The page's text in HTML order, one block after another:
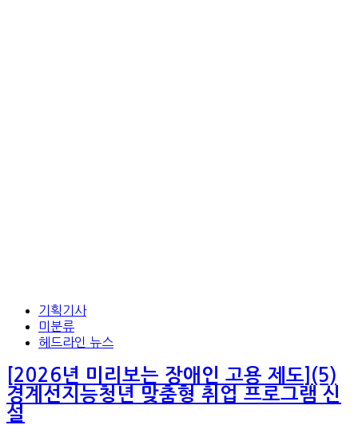
기획기사
미분류
헤드라인 뉴스
[2026년 미리보는 장애인 고용 제도](5)
경계선지능청년 맞춤형 취업 프로그램 신
설